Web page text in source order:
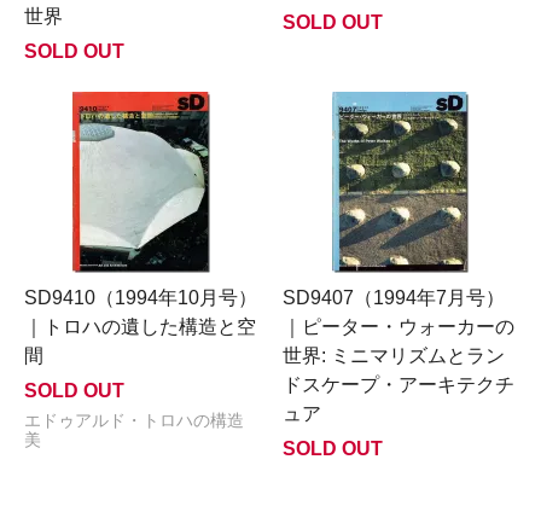
世界
SOLD OUT
SOLD OUT
SD9410（1994年10月号）
｜トロハの遺した構造と空
間
SOLD OUT
エドゥアルド・トロハの構造
美
SD9407（1994年7月号）
｜ピーター・ウォーカーの
世界: ミニマリズムとラン
ドスケープ・アーキテクチ
ュア
SOLD OUT